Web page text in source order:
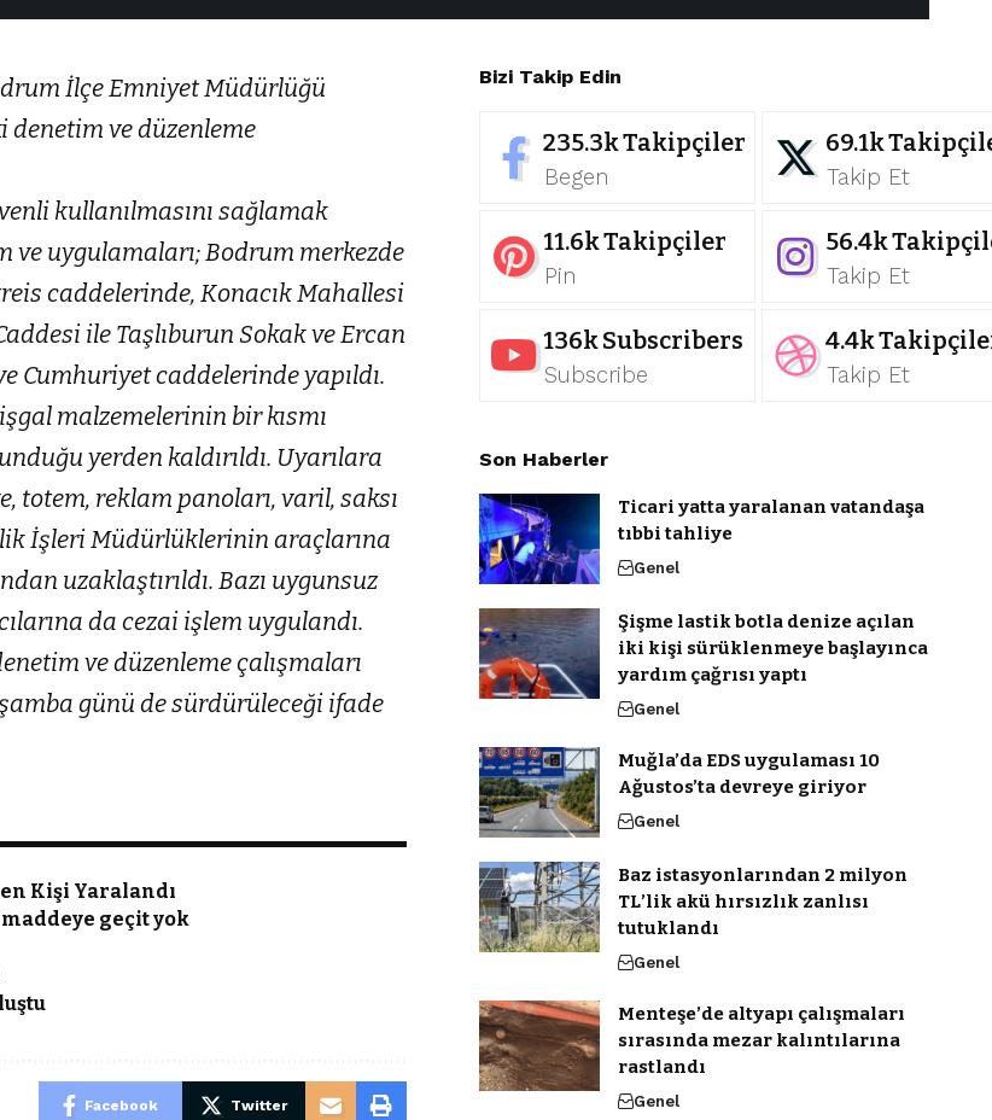
İlçe Emniyet Müdürlüğü
denetim ve düzenleme
kullanılmasını sağlamak
ve uygulamaları; Bodrum merkezde
caddelerinde, Konacık Mahallesi
ile Taşlıburun Sokak ve Ercan
Cumhuriyet caddelerinde yapıldı.
malzemelerinin bir kısmı
yerden kaldırıldı. Uyarılara
totem, reklam panoları, varil, saksı
İşleri Müdürlüklerinin araçlarına
uzaklaştırıldı. Bazı uygunsuz
da cezai işlem uygulandı.
ve düzenleme çalışmaları
günü de sürdürüleceği ifade
Kişi Yaralandı
geçit yok
Facebook Twitter
Bizi Takip Edin
235.3kTakipçiler
Begen
69.1k
Takip Et
11.6kTakipçiler
Pin
56.4k
Takip Et
136kSubscribers
Subscribe
4.4k
Takip Et
Son Haberler
Ticari yatta yaralanan vatandaşa
tıbbi tahliye
Genel
Şişme lastik botla denize açılan
iki kişi sürüklenmeye başlayınca
yardım çağrısı yaptı
Genel
Muğla’da EDS uygulaması 10
Ağustos’ta devreye giriyor
Genel
Baz istasyonlarından 2 milyon
TL’lik akü hırsızlık zanlısı
tutuklandı
Genel
Menteşe’de altyapı çalışmaları
sırasında mezar kalıntılarına
rastlandı
Genel